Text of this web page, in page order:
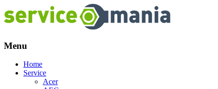
Menu
Skip
Home
Service
Acer